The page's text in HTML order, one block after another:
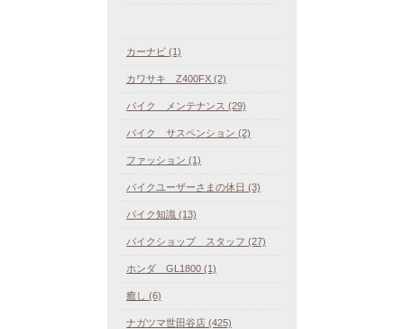
カーナビ (1)
カワサキ Z400FX (2)
バイク メンテナンス (29)
バイク サスペンション (2)
ファッション (1)
バイクユーザーさまの休日 (3)
バイク知識 (13)
バイクショップ スタッフ (27)
ホンダ GL1800 (1)
癒し (6)
ナガツマ世田谷店 (425)